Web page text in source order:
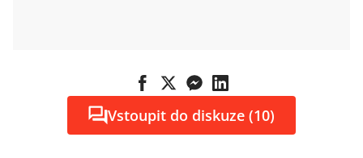
Vstoupit do diskuze (10)